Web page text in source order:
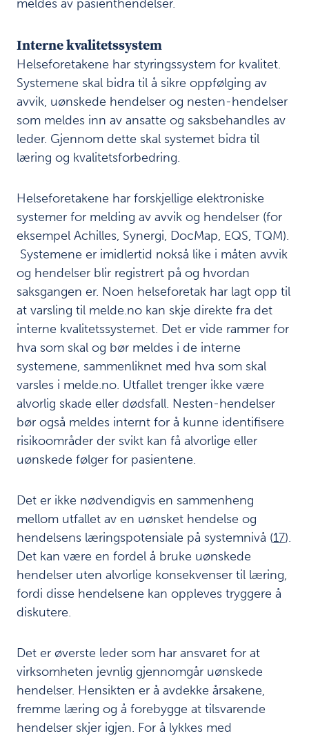
meldes av pasienthendelser.
Interne kvalitetssystem
Helseforetakene har styringssystem for kvalitet.
Systemene skal bidra til å sikre oppfølging av
avvik, uønskede hendelser og nesten-hendelser
som meldes inn av ansatte og saksbehandles av
leder. Gjennom dette skal systemet bidra til
læring og kvalitetsforbedring.
Helseforetakene har forskjellige elektroniske
systemer for melding av avvik og hendelser (for
eksempel Achilles, Synergi, DocMap, EQS, TQM).
Systemene er imidlertid nokså like i måten avvik
og hendelser blir registrert på og hvordan
saksgangen er. Noen helseforetak har lagt opp til
at varsling til melde.no kan skje direkte fra det
interne kvalitetssystemet. Det er vide rammer for
hva som skal og bør meldes i de interne
systemene, sammenliknet med hva som skal
varsles i melde.no. Utfallet trenger ikke være
alvorlig skade eller dødsfall. Nesten-hendelser
bør også meldes internt for å kunne identifisere
risikoområder der svikt kan få alvorlige eller
uønskede følger for pasientene.
Det er ikke nødvendigvis en sammenheng
mellom utfallet av en uønsket hendelse og
hendelsens læringspotensiale på systemnivå (17).
Det kan være en fordel å bruke uønskede
hendelser uten alvorlige konsekvenser til læring,
fordi disse hendelsene kan oppleves tryggere å
diskutere.
Det er øverste leder som har ansvaret for at
virksomheten jevnlig gjennomgår uønskede
hendelser. Hensikten er å avdekke årsakene,
fremme læring og å forebygge at tilsvarende
hendelser skjer igjen. For å lykkes med